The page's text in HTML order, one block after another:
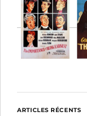
ARTICLES RÉCENTS